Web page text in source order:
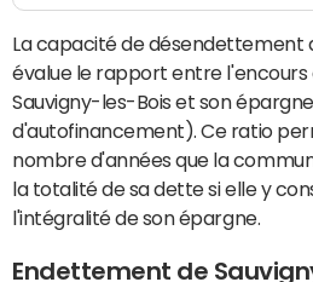
La capacité de désendettement
évalue le rapport entre l'encours
Sauvigny-les-Bois et son
d'autofinancement). Ce ratio
nombre d'années que la
la totalité de sa dette si elle y
l'intégralité de son épargne.
Endettement de